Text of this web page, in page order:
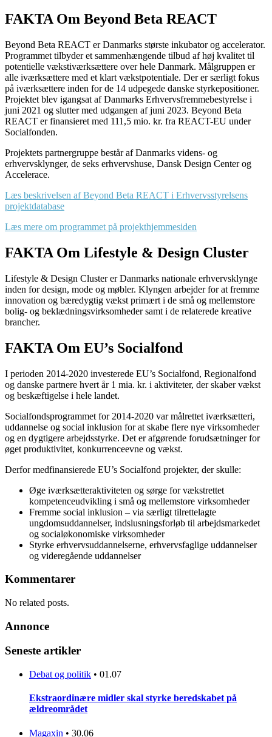
FAKTA Om Beyond Beta REACT
Beyond Beta REACT er Danmarks største inkubator og accelerator.
Programmet tilbyder et sammenhængende tilbud af høj kvalitet til
potentielle vækstiværksættere over hele Danmark. Målgruppen er
alle iværksættere med et klart vækstpotentiale. Der er særligt fokus
på iværksættere inden for de 14 udpegede danske styrkepositioner.
Projektet blev igangsat af Danmarks Erhvervsfremmebestyrelse i
juni 2021 og slutter med udgangen af juni 2023. Beyond Beta
REACT er finansieret med 111,5 mio. kr. fra REACT-EU under
Socialfonden.
Projektets partnergruppe består af Danmarks videns- og
erhvervsklynger, de seks erhvervshuse, Dansk Design Center og
Accelerace.
Læs beskrivelsen af Beyond Beta REACT i Erhvervsstyrelsens
projektdatabase
Læs mere om programmet på projekthjemmesiden
FAKTA Om Lifestyle & Design Cluster
Lifestyle & Design Cluster er Danmarks nationale erhvervsklynge
inden for design, mode og møbler. Klyngen arbejder for at fremme
innovation og bæredygtig vækst primært i de små og mellemstore
bolig- og beklædningsvirksomheder samt i de relaterede kreative
brancher.
FAKTA Om EU’s Socialfond
I perioden 2014-2020 investerede EU’s Socialfond, Regionalfond
og danske partnere hvert år 1 mia. kr. i aktiviteter, der skaber vækst
og beskæftigelse i hele landet.
Socialfondsprogrammet for 2014-2020 var målrettet iværksætteri,
uddannelse og social inklusion for at skabe flere nye virksomheder
og en dygtigere arbejdsstyrke. Det er afgørende forudsætninger for
øget produktivitet, konkurrenceevne og vækst.
Derfor medfinansierede EU’s Socialfond projekter, der skulle:
Øge iværksætteraktiviteten og sørge for vækstrettet
kompetenceudvikling i små og mellemstore virksomheder
Fremme social inklusion – via særligt tilrettelagte
ungdomsuddannelser, indslusningsforløb til arbejdsmarkedet
og socialøkonomiske virksomheder
Styrke erhvervsuddannelserne, erhvervsfaglige uddannelser
og videregående uddannelser
Kommentarer
No related posts.
Annonce
Seneste artikler
Debat og politik • 01.07
Ekstraordinære midler skal styrke beredskabet på
ældreområdet
Magaxin • 30.06